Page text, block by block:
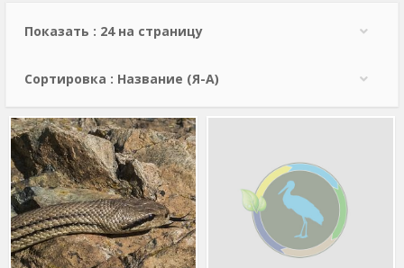
Показать : 24 на страницу
Сортировка : Название (Я-А)